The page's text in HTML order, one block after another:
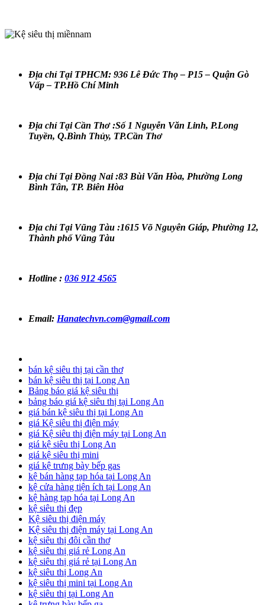
Địa chỉ Tại TPHCM: 936 Lê Đức Thọ – P15 – Quận Gò
Vấp – TP.Hồ Chí Minh
Địa chỉ Tại Cần Thơ :Số 1 Nguyễn Văn Linh, P.Long
Tuyền, Q.Bình Thủy, TP.Cần Thơ
Địa chỉ Tại Đồng Nai :83 Bùi Văn Hòa, Phường Long
Bình Tân, TP. Biên Hòa
Địa chỉ Tại Vũng Tàu :1615 Võ Nguyên Giáp, Phường 12,
Thành phố Vũng Tàu
Hotline : 036 912 4565
Email: Hanatechvn.com@gmail.com
bán kệ siêu thị tại cần thơ
bán kệ siêu thị tại Long An
Bảng báo giá kệ siêu thị
bảng báo giá kệ siêu thị tại Long An
giá bán kệ siêu thị tại Long An
giá Kệ siêu thị điện máy
giá Kệ siêu thị điện máy tại Long An
giá kệ siêu thị Long An
giá kệ siêu thị mini
giá kệ trưng bày bếp gas
kệ bán hàng tạp hóa tại Long An
kệ cửa hàng tiện ích tại Long An
kệ hàng tạp hóa tại Long An
kệ siêu thị đẹp
Kệ siêu thị điện máy
Kệ siêu thị điện máy tại Long An
kệ siêu thị đôi cần thơ
kệ siêu thị giá rẻ Long An
kệ siêu thị giá rẻ tại Long An
kệ siêu thị Long An
kệ siêu thị mini tại Long An
kệ siêu thị tại Long An